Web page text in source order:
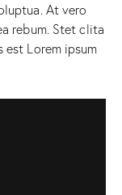
At vero
rebum. Stet clita
est Lorem ipsum